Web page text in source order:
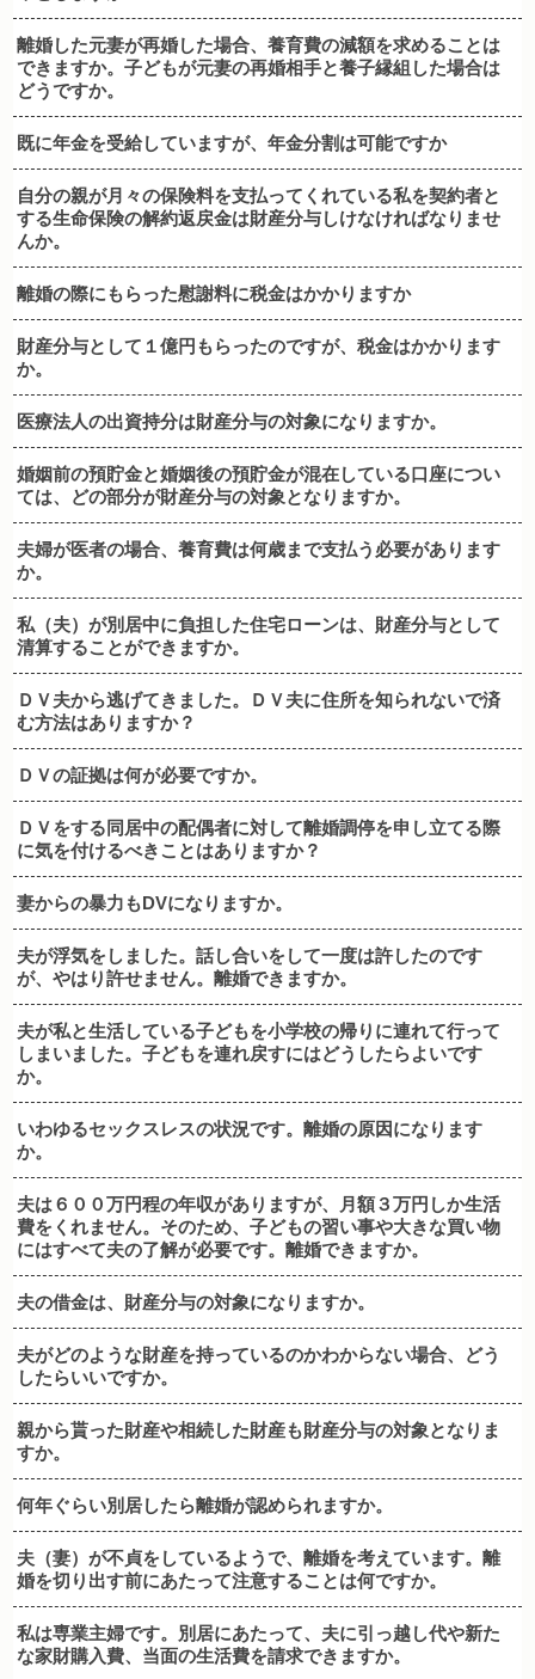
離婚した元妻が再婚した場合、養育費の減額を求めることは
できますか。子どもが元妻の再婚相手と養子縁組した場合は
どうですか。
既に年金を受給していますが、年金分割は可能ですか
自分の親が月々の保険料を支払ってくれている私を契約者と
する生命保険の解約返戻金は財産分与しけなければなりませ
んか。
離婚の際にもらった慰謝料に税金はかかりますか
財産分与として１億円もらったのですが、税金はかかります
か。
医療法人の出資持分は財産分与の対象になりますか。
婚姻前の預貯金と婚姻後の預貯金が混在している口座につい
ては、どの部分が財産分与の対象となりますか。
夫婦が医者の場合、養育費は何歳まで支払う必要があります
か。
私（夫）が別居中に負担した住宅ローンは、財産分与として
清算することができますか。
ＤＶ夫から逃げてきました。ＤＶ夫に住所を知られないで済
む方法はありますか？
ＤＶの証拠は何が必要ですか。
ＤＶをする同居中の配偶者に対して離婚調停を申し立てる際
に気を付けるべきことはありますか？
妻からの暴力もDVになりますか。
夫が浮気をしました。話し合いをして一度は許したのです
が、やはり許せません。離婚できますか。
夫が私と生活している子どもを小学校の帰りに連れて行って
しまいました。子どもを連れ戻すにはどうしたらよいです
か。
いわゆるセックスレスの状況です。離婚の原因になります
か。
夫は６００万円程の年収がありますが、月額３万円しか生活
費をくれません。そのため、子どもの習い事や大きな買い物
にはすべて夫の了解が必要です。離婚できますか。
夫の借金は、財産分与の対象になりますか。
夫がどのような財産を持っているのかわからない場合、どう
したらいいですか。
親から貰った財産や相続した財産も財産分与の対象となりま
すか。
何年ぐらい別居したら離婚が認められますか。
夫（妻）が不貞をしているようで、離婚を考えています。離
婚を切り出す前にあたって注意することは何ですか。
私は専業主婦です。別居にあたって、夫に引っ越し代や新た
な家財購入費、当面の生活費を請求できますか。